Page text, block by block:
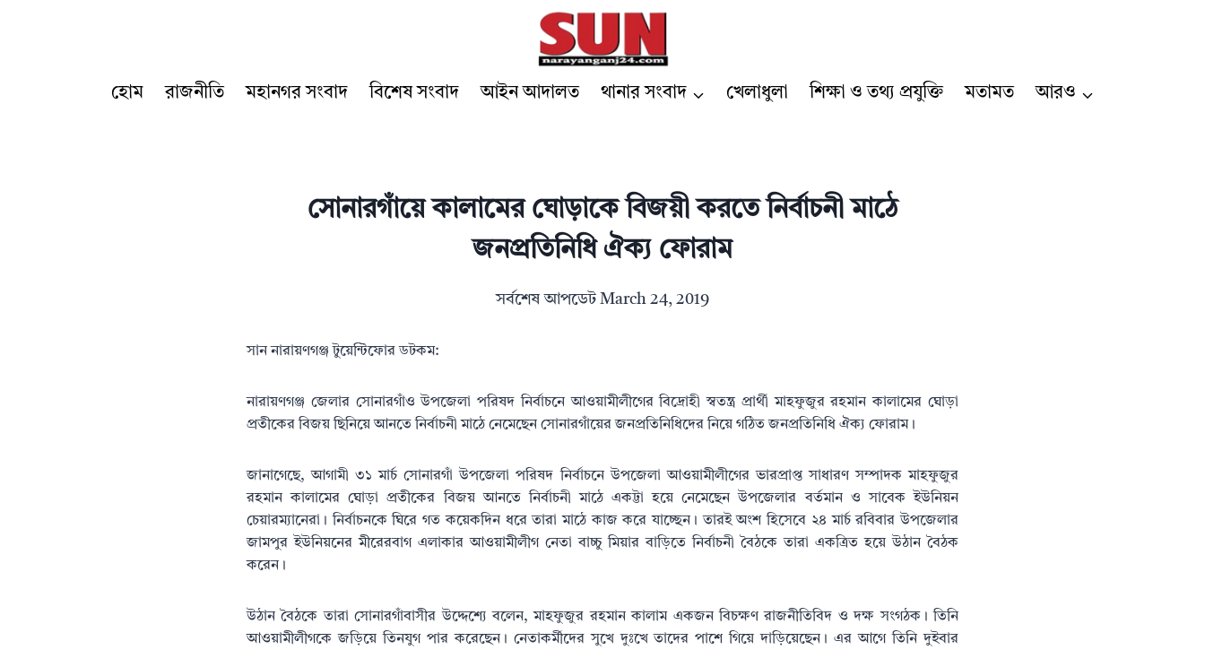
হোম
রাজনীতি মহানগর সংবাদ বিশেষ সংবাদ আইন আদালত থানার সংবাদ খেলাধুলা শিক্ষা ও তথ্য প্রযুক্তি মতামত আরও
সোনারগাঁয়ে কালামের ঘোড়াকে বিজয়ী করতে নির্বাচনী মাঠে
জনপ্রতিনিধি ঐক্য ফোরাম
সর্বশেষ আপডেট March 24, 2019
সান নারায়ণগঞ্জ টুয়েন্টিফোর ডটকম:
নারায়ণগঞ্জ জেলার সোনারগাঁও উপজেলা পরিষদ নির্বাচনে আওয়ামীলীগের বিদ্রোহী স্বতন্ত্র প্রার্থী মাহফুজুর রহমান কালামের ঘোড়া
প্রতীকের বিজয় ছিনিয়ে আনতে নির্বাচনী মাঠে নেমেছেন সোনারগাঁয়ের জনপ্রতিনিধিদের নিয়ে গঠিত জনপ্রতিনিধি ঐক্য ফোরাম।
জানাগেছে, আগামী ৩১ মার্চ সোনারগাঁ উপজেলা পরিষদ নির্বাচনে উপজেলা আওয়ামীলীগের ভারপ্রাপ্ত সাধারণ সম্পাদক মাহফুজুর
রহমান কালামের ঘোড়া প্রতীকের বিজয় আনতে নির্বাচনী মাঠে একট্টা হয়ে নেমেছেন উপজেলার বর্তমান ও সাবেক ইউনিয়ন
চেয়ারম্যানেরা। নির্বাচনকে ঘিরে গত কয়েকদিন ধরে তারা মাঠে কাজ করে যাচ্ছেন। তারই অংশ হিসেবে ২৪ মার্চ রবিবার উপজেলার
জামপুর ইউনিয়নের মীরেরবাগ এলাকার আওয়ামীলীগ নেতা বাচ্চু মিয়ার বাড়িতে নির্বাচনী বৈঠকে তারা একত্রিত হয়ে উঠান বৈঠক
করেন।
উঠান বৈঠকে তারা সোনারগাঁবাসীর উদ্দেশ্যে বলেন, মাহফুজুর রহমান কালাম একজন বিচক্ষণ রাজনীতিবিদ ও দক্ষ সংগঠক। তিনি
আওয়ামীলীগকে জড়িয়ে তিনযুগ পার করেছেন। নেতাকর্মীদের সুখে দুঃখে তাদের পাশে গিয়ে দাড়িয়েছেন। এর আগে তিনি দুইবার